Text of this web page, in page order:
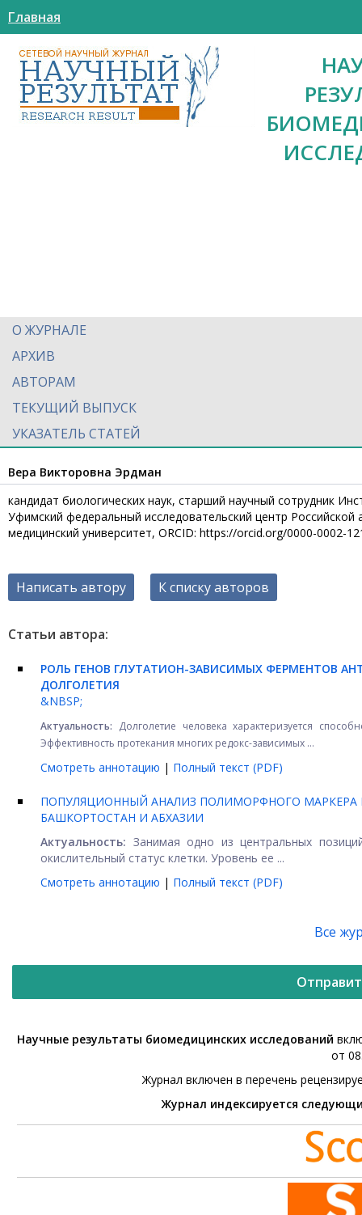
Главная
О ЖУРНАЛЕ
АРХИВ
АВТОРАМ
ТЕКУЩИЙ ВЫПУСК
УКАЗАТЕЛЬ СТАТЕЙ
Вера Викторовна Эрдман
кандидат биологических наук, старший научный сотрудник
Уфимский федеральный исследовательский центр
медицинский университет, ORCID: https://orcid.org/0000-0002-
Написать автору К списку авторов
Статьи автора:
РОЛЬ ГЕНОВ ГЛУТАТИОН-ЗАВИСИМЫХ ФЕРМЕНТОВ
ДОЛГОЛЕТИЯ
&NBSP;
Актуальность: Долголетие человека характеризуется
Эффективность протекания многих редокс-зависимых ...
Смотреть аннотацию | Полный текст (PDF)
ПОПУЛЯЦИОННЫЙ АНАЛИЗ ПОЛИМОРФНОГО МАРКЕРА
БАШКОРТОСТАН И АБХАЗИИ
Актуальность: Занимая одно из центральных
окислительный статус клетки. Уровень ее ...
Смотреть аннотацию | Полный текст (PDF)
Все
Научные результаты биомедицинских исследований
от
Журнал включен в перечень
Журнал индексируется